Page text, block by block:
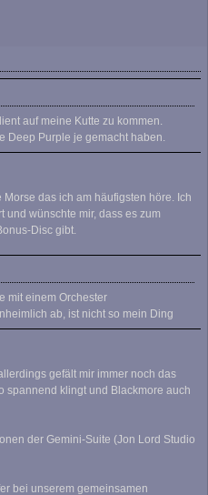
auf meine Kutte zu kommen.
Deep Purple je gemacht haben.
das ich am häufigsten höre. Ich
und wünschte mir, dass es zum
Disc gibt.
mit einem Orchester
ab, ist nicht so mein Ding
gefält mir immer noch das
spannend klingt und Blackmore auch
der Gemini-Suite (Jon Lord Studio
bei unserem gemeinsamen